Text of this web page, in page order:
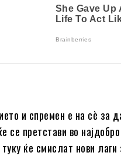
и спремен е на сè за
претстави во
ќе смислат нови лаги